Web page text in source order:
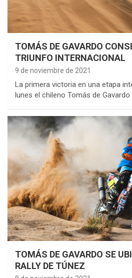
TOMÁS DE GAVARDO
TRIUNFO INTERNACIONAL
9 de noviembre de 2021
La primera victoria en una etapa
lunes el chileno Tomás de Gavardo
TOMÁS DE GAVARDO SE
RALLY DE TÚNEZ